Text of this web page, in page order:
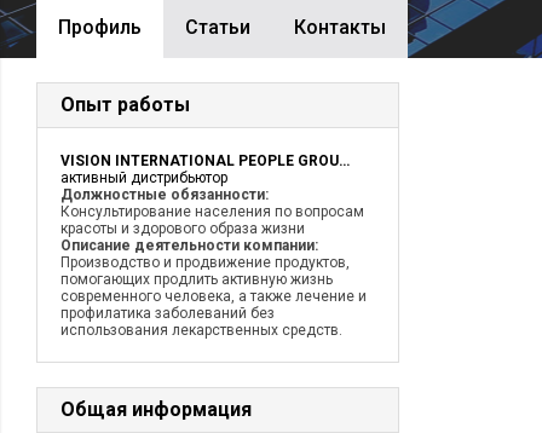
Профиль Cтатьи Контакты
Опыт работы
VISION INTERNATIONAL PEOPLE GROUPE
активный дистрибьютор
Должностные обязанности:
Консультирование населения по вопросам
красоты и здорового образа жизни
Описание деятельности компании:
Производство и продвижение продуктов,
помогающих продлить активную жизнь
современного человека, а также лечение и
профилатика заболеваний без
использования лекарственных средств.
Общая информация